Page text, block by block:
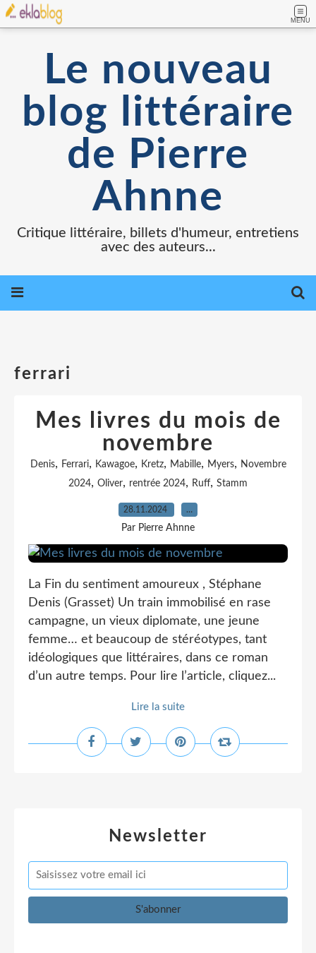
MENU
Le nouveau
blog littéraire
de Pierre
Ahnne
Critique littéraire, billets d'humeur, entretiens
avec des auteurs...
ferrari
Mes livres du mois de
novembre
Denis, Ferrari, Kawagoe, Kretz, Mabille, Myers, Novembre
2024, Oliver, rentrée 2024, Ruff, Stamm
28.11.2024 …
Par Pierre Ahnne
La Fin du sentiment amoureux , Stéphane
Denis (Grasset) Un train immobilisé en rase
campagne, un vieux diplomate, une jeune
femme… et beaucoup de stéréotypes, tant
idéologiques que littéraires, dans ce roman
d’un autre temps. Pour lire l’article, cliquez...
Lire la suite
Newsletter